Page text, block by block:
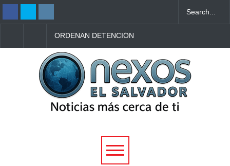
ORDENAN DETENCIÓN
HOMBRE ACUSADO DE
FEMINICIDIO AGRAVADO
TENTADO EN SANTA ANA
ACUÁTICOS Y
PLAN VACACIÓN